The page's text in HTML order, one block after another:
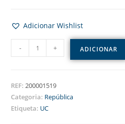
Adicionar Wishlist
- + ADICIONAR
REF:200001519
Categoria: República
Etiqueta: UC